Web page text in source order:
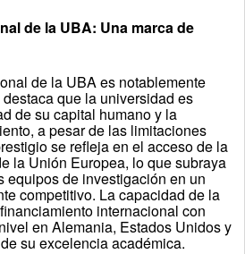
de la UBA: Una marca de
de la UBA es notablemente
que la universidad es
de su capital humano y la
a pesar de las limitaciones
se refleja en el acceso de la
la Unión Europea, lo que subraya
equipos de investigación en un
competitivo. La capacidad de la
internacional con
en Alemania, Estados Unidos y
su excelencia académica.